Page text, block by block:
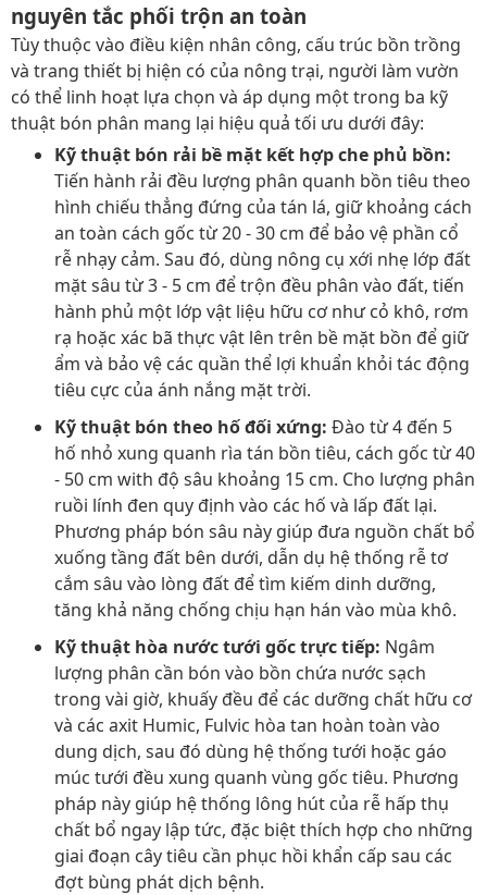
nguyên tắc phối trộn an toàn
Tùy thuộc vào điều kiện nhân công, cấu trúc bồn trồng
và trang thiết bị hiện có của nông trại, người làm vườn
có thể linh hoạt lựa chọn và áp dụng một trong ba kỹ
thuật bón phân mang lại hiệu quả tối ưu dưới đây:
Kỹ thuật bón rải bề mặt kết hợp che phủ bồn:
Tiến hành rải đều lượng phân quanh bồn tiêu theo
hình chiếu thẳng đứng của tán lá, giữ khoảng cách
an toàn cách gốc từ 20 - 30 cm để bảo vệ phần cổ
rễ nhạy cảm. Sau đó, dùng nông cụ xới nhẹ lớp đất
mặt sâu từ 3 - 5 cm để trộn đều phân vào đất, tiến
hành phủ một lớp vật liệu hữu cơ như cỏ khô, rơm
rạ hoặc xác bã thực vật lên trên bề mặt bồn để giữ
ẩm và bảo vệ các quần thể lợi khuẩn khỏi tác động
tiêu cực của ánh nắng mặt trời.
Kỹ thuật bón theo hố đối xứng: Đào từ 4 đến 5
hố nhỏ xung quanh rìa tán bồn tiêu, cách gốc từ 40
- 50 cm with độ sâu khoảng 15 cm. Cho lượng phân
ruồi lính đen quy định vào các hố và lấp đất lại.
Phương pháp bón sâu này giúp đưa nguồn chất bổ
xuống tầng đất bên dưới, dẫn dụ hệ thống rễ tơ
cắm sâu vào lòng đất để tìm kiếm dinh dưỡng,
tăng khả năng chống chịu hạn hán vào mùa khô.
Kỹ thuật hòa nước tưới gốc trực tiếp: Ngâm
lượng phân cần bón vào bồn chứa nước sạch
trong vài giờ, khuấy đều để các dưỡng chất hữu cơ
và các axit Humic, Fulvic hòa tan hoàn toàn vào
dung dịch, sau đó dùng hệ thống tưới hoặc gáo
múc tưới đều xung quanh vùng gốc tiêu. Phương
pháp này giúp hệ thống lông hút của rễ hấp thụ
chất bổ ngay lập tức, đặc biệt thích hợp cho những
giai đoạn cây tiêu cần phục hồi khẩn cấp sau các
đợt bùng phát dịch bệnh.